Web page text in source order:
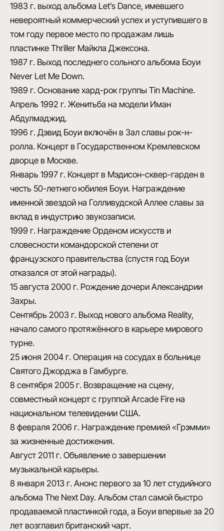
1983 г. выход альбома Let’s Dance, имевшего
невероятный коммерческий успех и уступившего в
том году первое место по продажам лишь
пластинке Thriller Майкла Джексона.
1987 г. Выход последнего сольного альбома Боуи
Never Let Me Down.
1989 г. Основание хард-рок группы Tin Machine.
Апрель 1992 г. Женитьба на модели Иман
Абдулмаджид.
1996 г. Дэвид Боуи включён в Зал славы рок-н-
ролла. Концерт в Государственном Кремлевском
дворце в Москве.
Январь 1997 г. Концерт в Мэдисон-сквер-гарден в
честь 50-летнего юбилея Боуи. Награждение
именной звездой на Голливудской Аллее славы за
вклад в индустрию звукозаписи.
1999 г. Награждение Орденом искусств и
словесности командорской степени от
французского правительства (спустя год Боуи
отказался от этой награды).
15 августа 2000 г. Рождение дочери Александрии
Захры.
Сентябрь 2003 г. Выход нового альбома Reality,
начало самого протяжённого в карьере мирового
турне.
25 июня 2004 г. Операция на сосудах в больнице
Святого Джорджа в Гамбурге.
8 сентября 2005 г. Возвращение на сцену,
совместный концерт с группой Arcade Fire на
национальном телевидении США.
8 февраля 2006 г. Награждение премией «Грэмми»
за жизненные достижения.
Август 2011 г. Объявление о завершении
музыкальной карьеры.
8 января 2013 г. Анонс первого за 10 лет студийного
альбома The Next Day. Альбом стал самой быстро
продаваемой пластинкой года, а Боуи впервые за 20
лет возглавил британский чарт.